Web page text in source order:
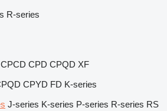
R-series
CPCD CPD CPQD XF
CPYD FD K-series
J-series K-series P-series R-series RS